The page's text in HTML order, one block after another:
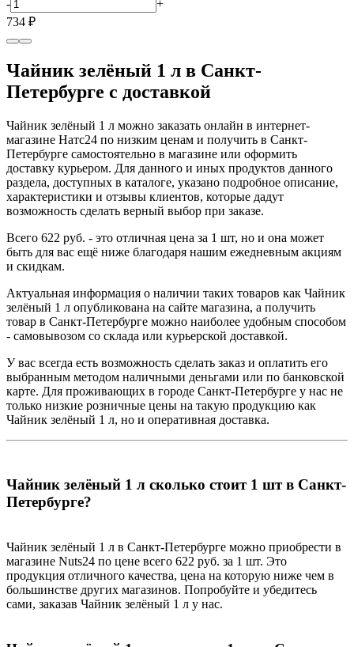
-
+
734 ₽
Чайник зелёный 1 л в Санкт-
Петербурге с доставкой
Чайник зелёный 1 л можно заказать онлайн в интернет-
магазине Натс24 по низким ценам и получить в Санкт-
Петербурге самостоятельно в магазине или оформить
доставку курьером. Для данного и иных продуктов данного
раздела, доступных в каталоге, указано подробное описание,
характеристики и отзывы клиентов, которые дадут
возможность сделать верный выбор при заказе.
Всего 622 руб. - это отличная цена за 1 шт, но и она может
быть для вас ещё ниже благодаря нашим ежедневным акциям
и скидкам.
Актуальная информация о наличии таких товаров как Чайник
зелёный 1 л опубликована на сайте магазина, а получить
товар в Санкт-Петербурге можно наиболее удобным способом
- самовывозом со склада или курьерской доставкой.
У вас всегда есть возможность сделать заказ и оплатить его
выбранным методом наличными деньгами или по банковской
карте. Для проживающих в городе Санкт-Петербурге у нас не
только низкие розничные цены на такую продукцию как
Чайник зелёный 1 л, но и оперативная доставка.
Чайник зелёный 1 л сколько стоит 1 шт в Санкт-
Петербурге?
Чайник зелёный 1 л в Санкт-Петербурге можно приобрести в
магазине Nuts24 по цене всего 622 руб. за 1 шт. Это
продукция отличного качества, цена на которую ниже чем в
большинстве других магазинов. Попробуйте и убедитесь
сами, заказав Чайник зелёный 1 л у нас.